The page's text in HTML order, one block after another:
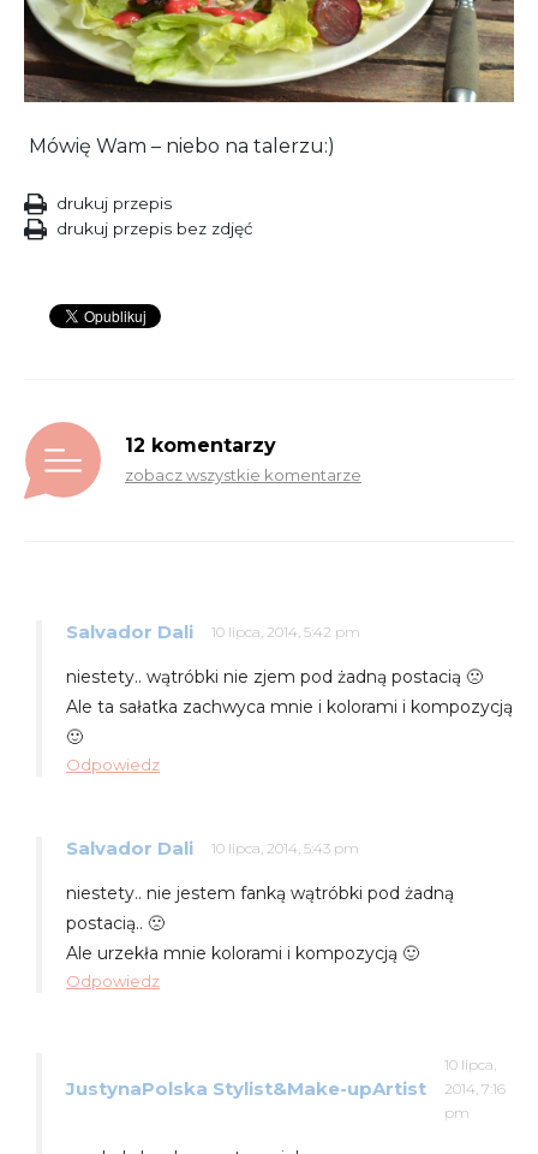
Mówię Wam – niebo na talerzu:)
drukuj przepis
drukuj przepis bez zdjęć
12 komentarzy
zobacz wszystkie komentarze
Salvador Dali 10 lipca, 2014, 5:42 pm
niestety.. wątróbki nie zjem pod żadną postacią 🙁
Ale ta sałatka zachwyca mnie i kolorami i kompozycją
🙂
Odpowiedz
Salvador Dali 10 lipca, 2014, 5:43 pm
niestety.. nie jestem fanką wątróbki pod żadną
postacią.. 🙁
Ale urzekła mnie kolorami i kompozycją 🙂
Odpowiedz
JustynaPolska Stylist&Make-upArtist
10 lipca,
2014, 7:16
pm